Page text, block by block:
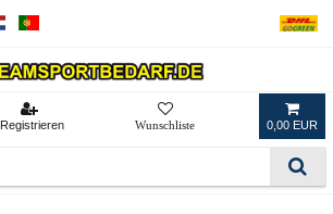
Registrieren 0,00 EUR